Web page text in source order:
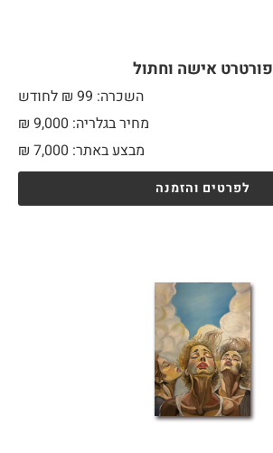
פורטרט אישה וחתול
השכרה: 99 ₪ לחודש
מחיר בגלריה: 9,000 ₪
מבצע באתר:
₪ 7,000
לפרטים והזמנה